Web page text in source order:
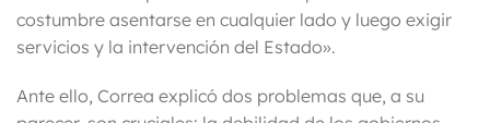
costumbre asentarse en cualquier lado y luego exigir
servicios y la intervención del Estado».
Ante ello, Correa explicó dos problemas que, a su